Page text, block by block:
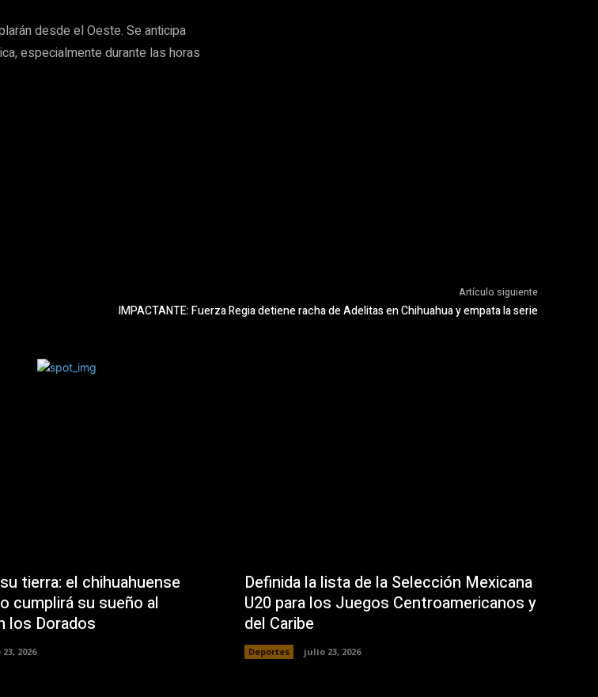
desde el Oeste. Se anticipa
especialmente durante las horas
Artículo siguiente
IMPACTANTE: Fuerza Regia detiene racha de Adelitas en Chihuahua y empata la serie
tierra: el chihuahuense
cumplirá su sueño al
los Dorados
2026
Definida la lista de la Selección Mexicana
U20 para los Juegos Centroamericanos y
del Caribe
Deportes julio 23, 2026